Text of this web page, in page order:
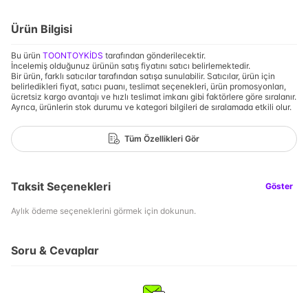
Ürün Bilgisi
Bu ürün TOONTOYKİDS tarafından gönderilecektir.
İncelemiş olduğunuz ürünün satış fiyatını satıcı belirlemektedir.
Bir ürün, farklı satıcılar tarafından satışa sunulabilir. Satıcılar, ürün için
belirledikleri fiyat, satıcı puanı, teslimat seçenekleri, ürün promosyonları,
ücretsiz kargo avantajı ve hızlı teslimat imkanı gibi faktörlere göre sıralanır.
Ayrıca, ürünlerin stok durumu ve kategori bilgileri de sıralamada etkili olur.
Tüm Özellikleri Gör
Taksit Seçenekleri Göster
Aylık ödeme seçeneklerini görmek için dokunun.
Soru & Cevaplar